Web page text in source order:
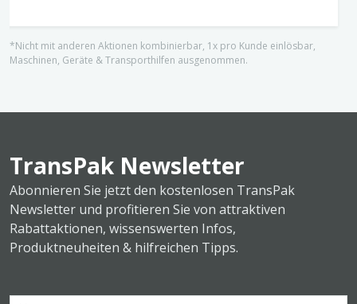
*Nicht mit anderen Aktionen kombinierbar, 1x pro Kunde einlösbar,
Maschinen, Geräte & Transporthilfen ausgenommen.
TransPak Newsletter
Abonnieren Sie jetzt den kostenlosen TransPak
Newsletter und profitieren Sie von attraktiven
Rabattaktionen, wissenswerten Infos,
Produktneuheiten & hilfreichen Tipps.